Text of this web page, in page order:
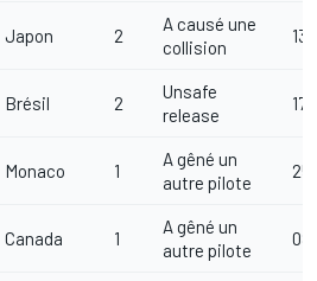
Japon 2
A causé une
collision
Brésil 2
Unsafe
release
Monaco 1
A gêné un
autre pilote
Canada 1
A gêné un
autre pilote